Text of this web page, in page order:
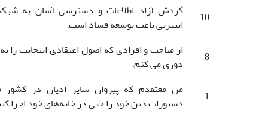
10
گردش آزاد اطلاعات و دسترسی آسان به
اینترتی باعث توسعه فساد است.
8
از مباحث و افرادی که اصول اعتقادی اینجانب
دوری می کنم.
1
من معتقدم که پیروان سایر ادیان در
دستورات دین خود را حتی در خانه‌های خود اجرا